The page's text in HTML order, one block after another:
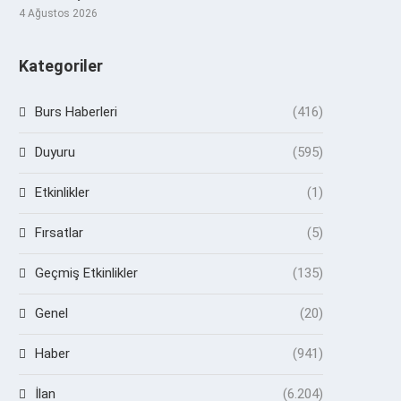
4 Ağustos 2026
Kategoriler
Burs Haberleri (416)
Duyuru (595)
Etkinlikler (1)
Fırsatlar (5)
Geçmiş Etkinlikler (135)
Genel (20)
Haber (941)
İlan (6.204)